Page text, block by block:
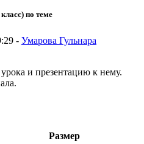
по теме
- Умарова Гульнара
и презентацию к нему.
Размер